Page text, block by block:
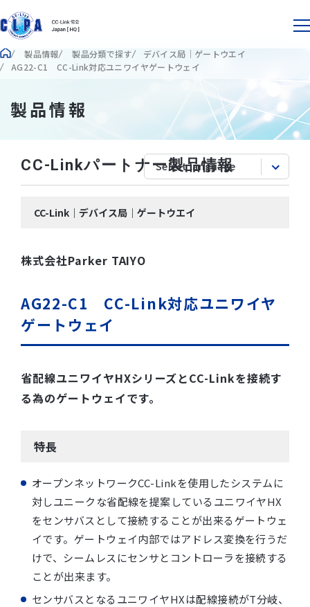
製品情報 製品分類で探す
デバイス局｜ゲートウエイ
AG22-C1 CC-Link対応ユニワイヤゲートウェイ
製品情報
CC-Linkパートナー製品情報
CC-Link｜デバイス局｜ゲートウエイ
株式会社Parker TAIYO
AG22-C1 CC-Link対応ユニワイヤ
ゲートウェイ
省配線ユニワイヤHXシリーズとCC-Linkを接続す
る為のゲートウェイです。
特長
オープンネットワークCC-Linkを使用したシステムに
対しユニークな省配線を提案しているユニワイヤHX
をセンサバスとして接続することが出来るゲートウェ
イです。ゲートウェイ内部ではアドレス変換を行うだ
けで、シームレスにセンサとコントローラを接続する
ことが出来ます。
センサバスとなるユニワイヤHXは配線接続がT分岐、